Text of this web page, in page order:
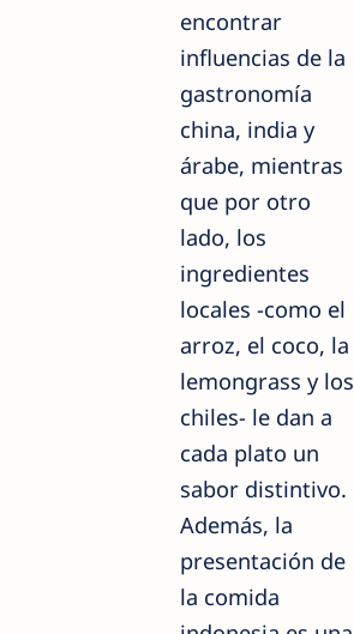
encontrar
influencias de la
gastronomía
china, india y
árabe, mientras
que por otro
lado, los
ingredientes
locales -como el
arroz, el coco, la
lemongrass y los
chiles- le dan a
cada plato un
sabor distintivo.
Además, la
presentación de
la comida